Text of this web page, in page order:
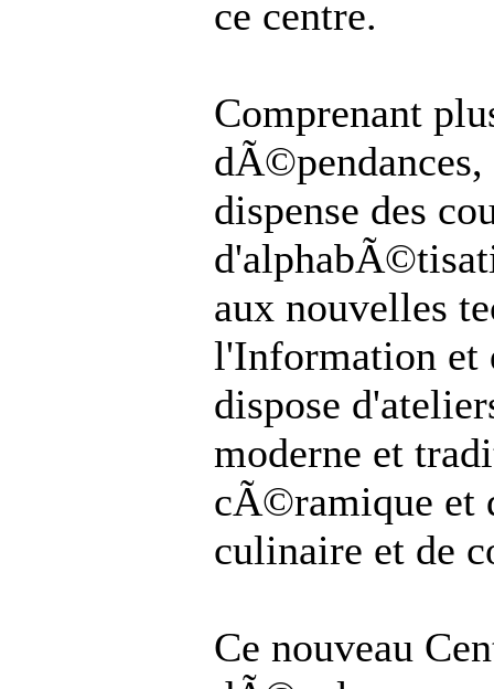
ce centre.
Comprenant
dispense des
aux nouvelles
l'Information et
dispose
moderne et
cÃ©ramique et
culinaire et de
Ce nouveau